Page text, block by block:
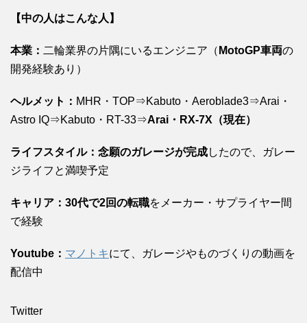
【中の人はこんな人】
本業： 二輪業界の片隅にいるエンジニア（ MotoGP車両の
開発経験あり）
ヘルメット： MHR・TOP⇒Kabuto・Aeroblade3⇒Arai・
Astro IQ⇒Kabuto・RT-33⇒Arai・RX-7X（現在）
ライフスタイル：念願のガレージが完成したので、ガレー
ジライフと満喫予定
キャリア：30代で2回の転職をメーカー・サプライヤー間
で経験
Youtube： マノトキにて、ガレージやものづくりの動画を
配信中
Twitter